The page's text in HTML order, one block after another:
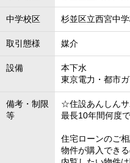
中学校区 杉並区立西宮中学
取引態様 媒介
設備
本下水
東京電力・都市
備考・制限
等
☆住設あんしん
最長10年間何度
住宅ローンのご
物件が購入できる